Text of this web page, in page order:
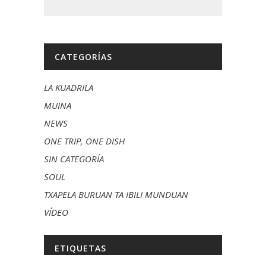
CATEGORÍAS
LA KUADRILA
MUINA
NEWS
ONE TRIP, ONE DISH
SIN CATEGORÍA
SOUL
TXAPELA BURUAN TA IBILI MUNDUAN
VÍDEO
ETIQUETAS